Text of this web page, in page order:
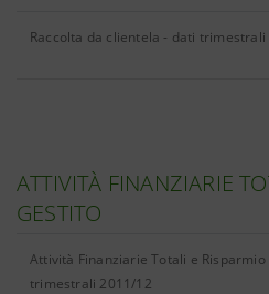
Raccolta da clientela - dati trimestrali
ATTIVITÀ FINANZIARIE
GESTITO
Attività Finanziarie Totali e
trimestrali 2011/12